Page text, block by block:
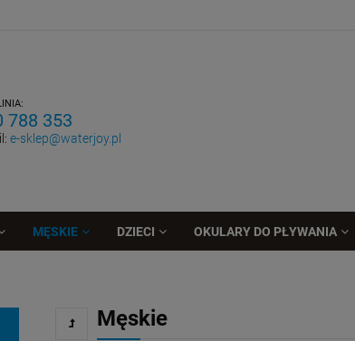
788 353
e-sklep@waterjoy.pl
MĘSKIE DZIECI OKULARY DO PŁYWANIA
Męskie